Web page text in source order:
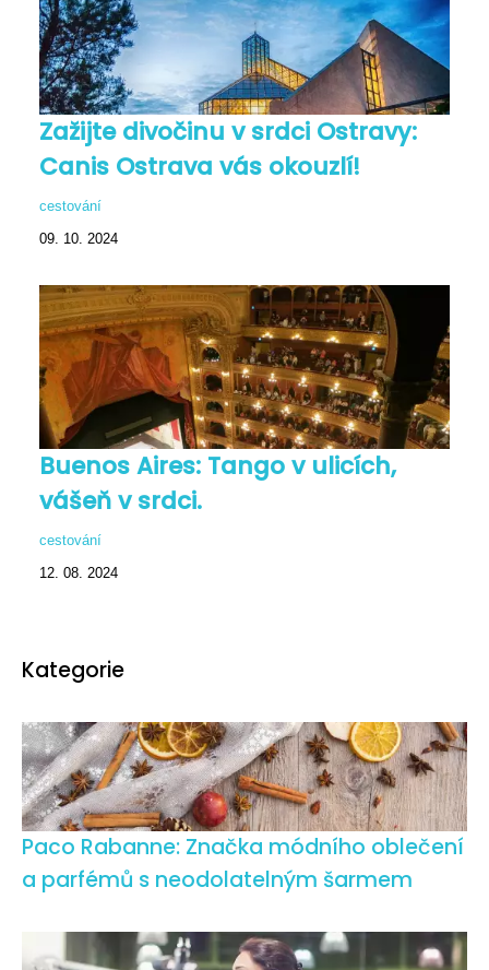
Zažijte divočinu v srdci Ostravy:
Canis Ostrava vás okouzlí!
cestování
09. 10. 2024
Buenos Aires: Tango v ulicích,
vášeň v srdci.
cestování
12. 08. 2024
Kategorie
Paco Rabanne: Značka módního oblečení
a parfémů s neodolatelným šarmem